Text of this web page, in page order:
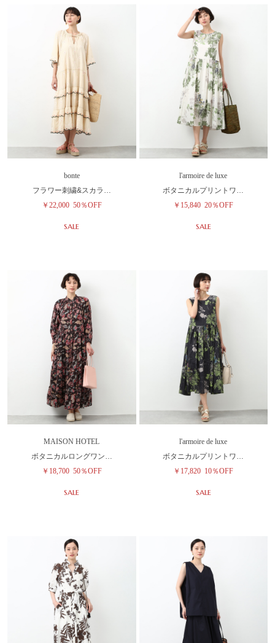
bonte
フラワー刺繍&スカラ…
￥22,000 50％OFF
SALE
l'armoire de luxe
ボタニカルプリントワ…
￥15,840 20％OFF
SALE
MAISON HOTEL
ボタニカルロングワン…
￥18,700 50％OFF
SALE
l'armoire de luxe
ボタニカルプリントワ…
￥17,820 10％OFF
SALE